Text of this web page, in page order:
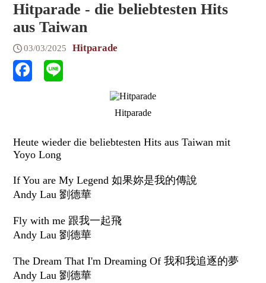
Hitparade - die beliebtesten Hits
aus Taiwan
03/03/2025 Hitparade
Hitparade
Heute wieder die beliebtesten Hits aus Taiwan mit
Yoyo Long
If You are My Legend 如果妳是我的傳說
Andy Lau 劉德華
Fly with me 跟我一起飛
Andy Lau 劉德華
The Dream That I'm Dreaming Of 我和我追逐的夢
Andy Lau 劉德華